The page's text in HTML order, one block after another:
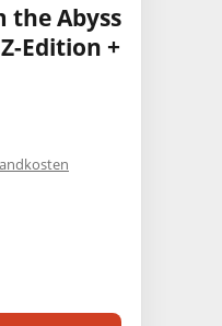
the Abyss
Edition +